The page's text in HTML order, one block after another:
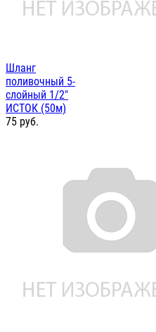
Шланг
поливочный 5-
слойный 1/2"
ИСТОК (50м)
75 руб.